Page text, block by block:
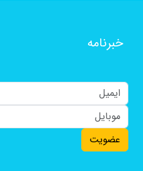
خبرنامه
عضویت